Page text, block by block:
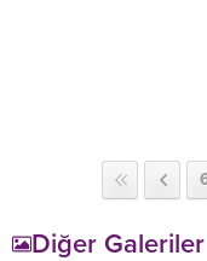
Diğer Galeriler